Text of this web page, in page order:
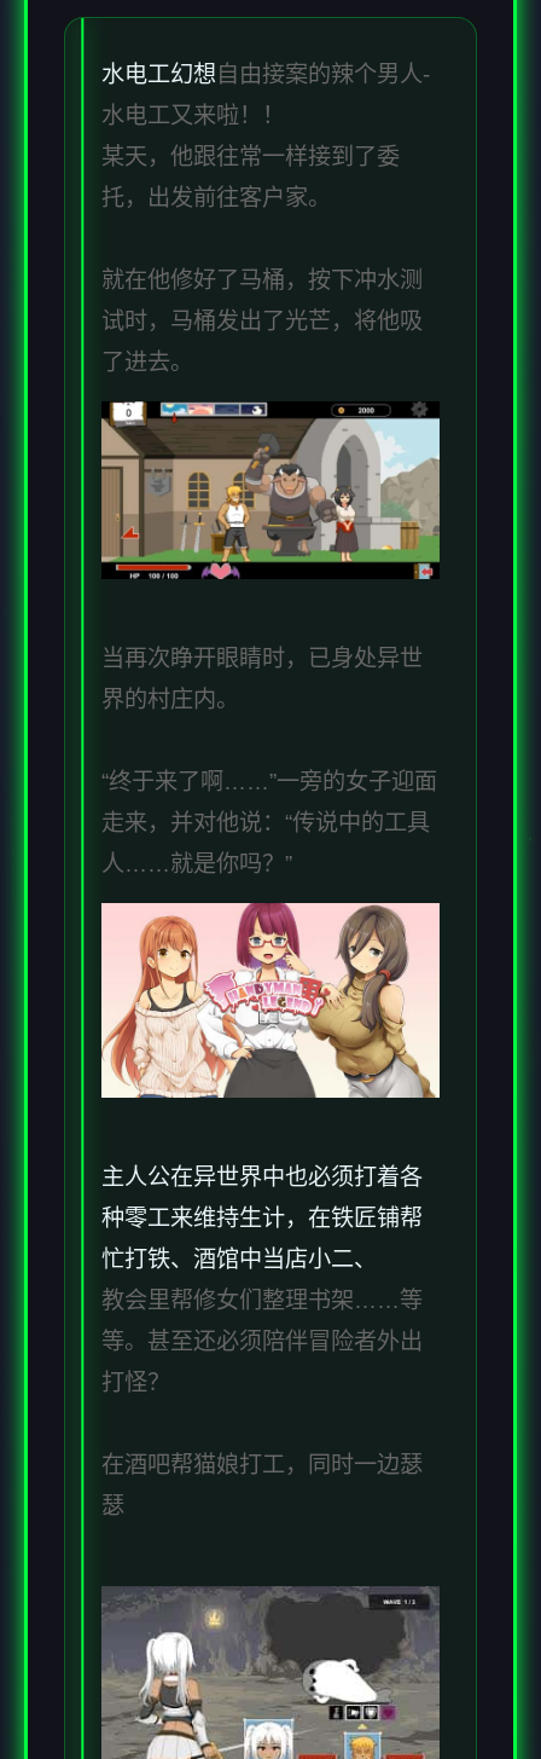
水电工幻想自由接案的辣个男人-
水电工又来啦！！
某天，他跟往常一样接到了委
托，出发前往客户家。
就在他修好了马桶，按下冲水测
试时，马桶发出了光芒，将他吸
了进去。
当再次睁开眼睛时，已身处异世
界的村庄内。
“终于来了啊……”一旁的女子迎面
走来，并对他说：“传说中的工具
人……就是你吗？”
主人公在异世界中也必须打着各
种零工来维持生计，在铁匠铺帮
忙打铁、酒馆中当店小二、
教会里帮修女们整理书架……等
等。甚至还必须陪伴冒险者外出
打怪？
在酒吧帮猫娘打工，同时一边瑟
瑟